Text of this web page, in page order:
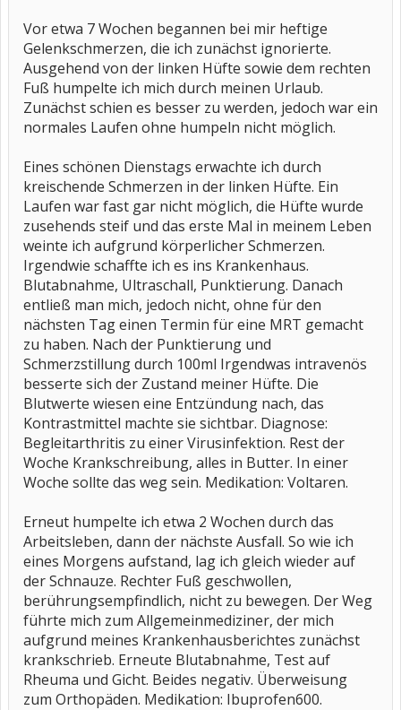
Vor etwa 7 Wochen begannen bei mir heftige
Gelenkschmerzen, die ich zunächst ignorierte.
Ausgehend von der linken Hüfte sowie dem rechten
Fuß humpelte ich mich durch meinen Urlaub.
Zunächst schien es besser zu werden, jedoch war ein
normales Laufen ohne humpeln nicht möglich.
Eines schönen Dienstags erwachte ich durch
kreischende Schmerzen in der linken Hüfte. Ein
Laufen war fast gar nicht möglich, die Hüfte wurde
zusehends steif und das erste Mal in meinem Leben
weinte ich aufgrund körperlicher Schmerzen.
Irgendwie schaffte ich es ins Krankenhaus.
Blutabnahme, Ultraschall, Punktierung. Danach
entließ man mich, jedoch nicht, ohne für den
nächsten Tag einen Termin für eine MRT gemacht
zu haben. Nach der Punktierung und
Schmerzstillung durch 100ml Irgendwas intravenös
besserte sich der Zustand meiner Hüfte. Die
Blutwerte wiesen eine Entzündung nach, das
Kontrastmittel machte sie sichtbar. Diagnose:
Begleitarthritis zu einer Virusinfektion. Rest der
Woche Krankschreibung, alles in Butter. In einer
Woche sollte das weg sein. Medikation: Voltaren.
Erneut humpelte ich etwa 2 Wochen durch das
Arbeitsleben, dann der nächste Ausfall. So wie ich
eines Morgens aufstand, lag ich gleich wieder auf
der Schnauze. Rechter Fuß geschwollen,
berührungsempfindlich, nicht zu bewegen. Der Weg
führte mich zum Allgemeinmediziner, der mich
aufgrund meines Krankenhausberichtes zunächst
krankschrieb. Erneute Blutabnahme, Test auf
Rheuma und Gicht. Beides negativ. Überweisung
zum Orthopäden. Medikation: Ibuprofen600.